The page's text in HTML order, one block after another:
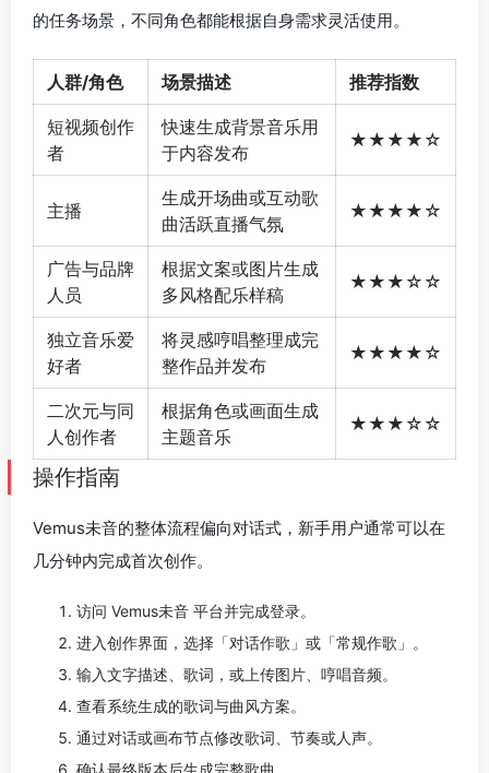
的任务场景，不同角色都能根据自身需求灵活使用。
人群/角色 场景描述 推荐指数
短视频创作
者
快速生成背景音乐用
于内容发布
★★★★☆
主播
生成开场曲或互动歌
曲活跃直播气氛
★★★★☆
广告与品牌
人员
根据文案或图片生成
多风格配乐样稿
★★★☆☆
独立音乐爱
好者
将灵感哼唱整理成完
整作品并发布
★★★★☆
二次元与同
人创作者
根据角色或画面生成
主题音乐
★★★☆☆
操作指南
Vemus未音的整体流程偏向对话式，新手用户通常可以在
几分钟内完成首次创作。
访问 Vemus未音 平台并完成登录。
进入创作界面，选择「对话作歌」或「常规作歌」。
输入文字描述、歌词，或上传图片、哼唱音频。
查看系统生成的歌词与曲风方案。
通过对话或画布节点修改歌词、节奏或人声。